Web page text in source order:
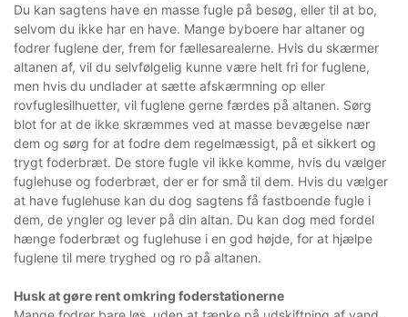
Du kan sagtens have en masse fugle på besøg, eller til at bo,
selvom du ikke har en have. Mange byboere har altaner og
fodrer fuglene der, frem for fællesarealerne. Hvis du skærmer
altanen af, vil du selvfølgelig kunne være helt fri for fuglene,
men hvis du undlader at sætte afskærmning op eller
rovfuglesilhuetter, vil fuglene gerne færdes på altanen. Sørg
blot for at de ikke skræmmes ved at masse bevægelse nær
dem og sørg for at fodre dem regelmæssigt, på et sikkert og
trygt foderbræt. De store fugle vil ikke komme, hvis du vælger
fuglehuse og foderbræt, der er for små til dem. Hvis du vælger
at have fuglehuse kan du dog sagtens få fastboende fugle i
dem, de yngler og lever på din altan. Du kan dog med fordel
hænge foderbræt og fuglehuse i en god højde, for at hjælpe
fuglene til mere tryghed og ro på altanen.
Husk at gøre rent omkring foderstationerne